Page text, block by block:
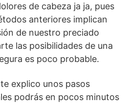
de cabeza ja ja, pues
anteriores implican
de nuestro preciado
las posibilidades de una
es poco probable.
explico unos pasos
podrás en pocos minutos